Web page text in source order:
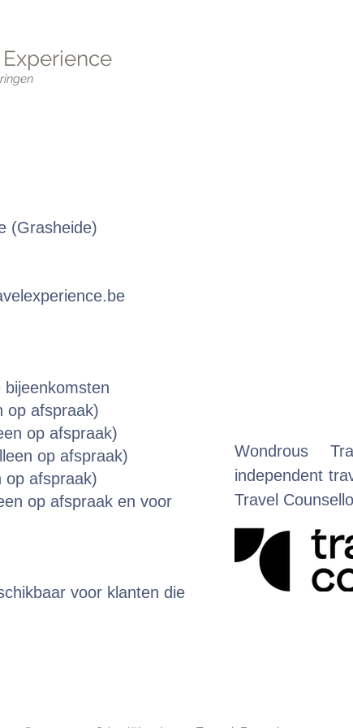
(Grasheide)
op afspraak)
op afspraak)
op afspraak)
op afspraak)
op afspraak en voor
voor klanten die
Wondrous
independent
Travel